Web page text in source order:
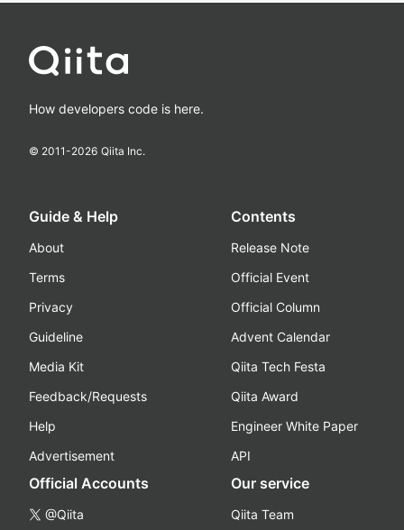
How developers code is here.
© 2011-2026 Qiita Inc.
Guide & Help
About
Terms
Privacy
Guideline
Media Kit
Feedback/Requests
Help
Advertisement
Contents
Release Note
Official Event
Official Column
Advent Calendar
Qiita Tech Festa
Qiita Award
Engineer White Paper
API
Official Accounts
@Qiita
Our service
Qiita Team